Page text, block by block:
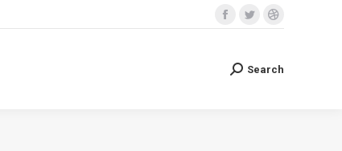
Facebook
opens
Twitter
opens
Dribbble
opens
Search:
Search
Search:
Search